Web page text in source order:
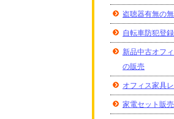
盗聴器有無の
自転車防犯登
新品中古オフ
の販売
オフィス家具
家電セット販売